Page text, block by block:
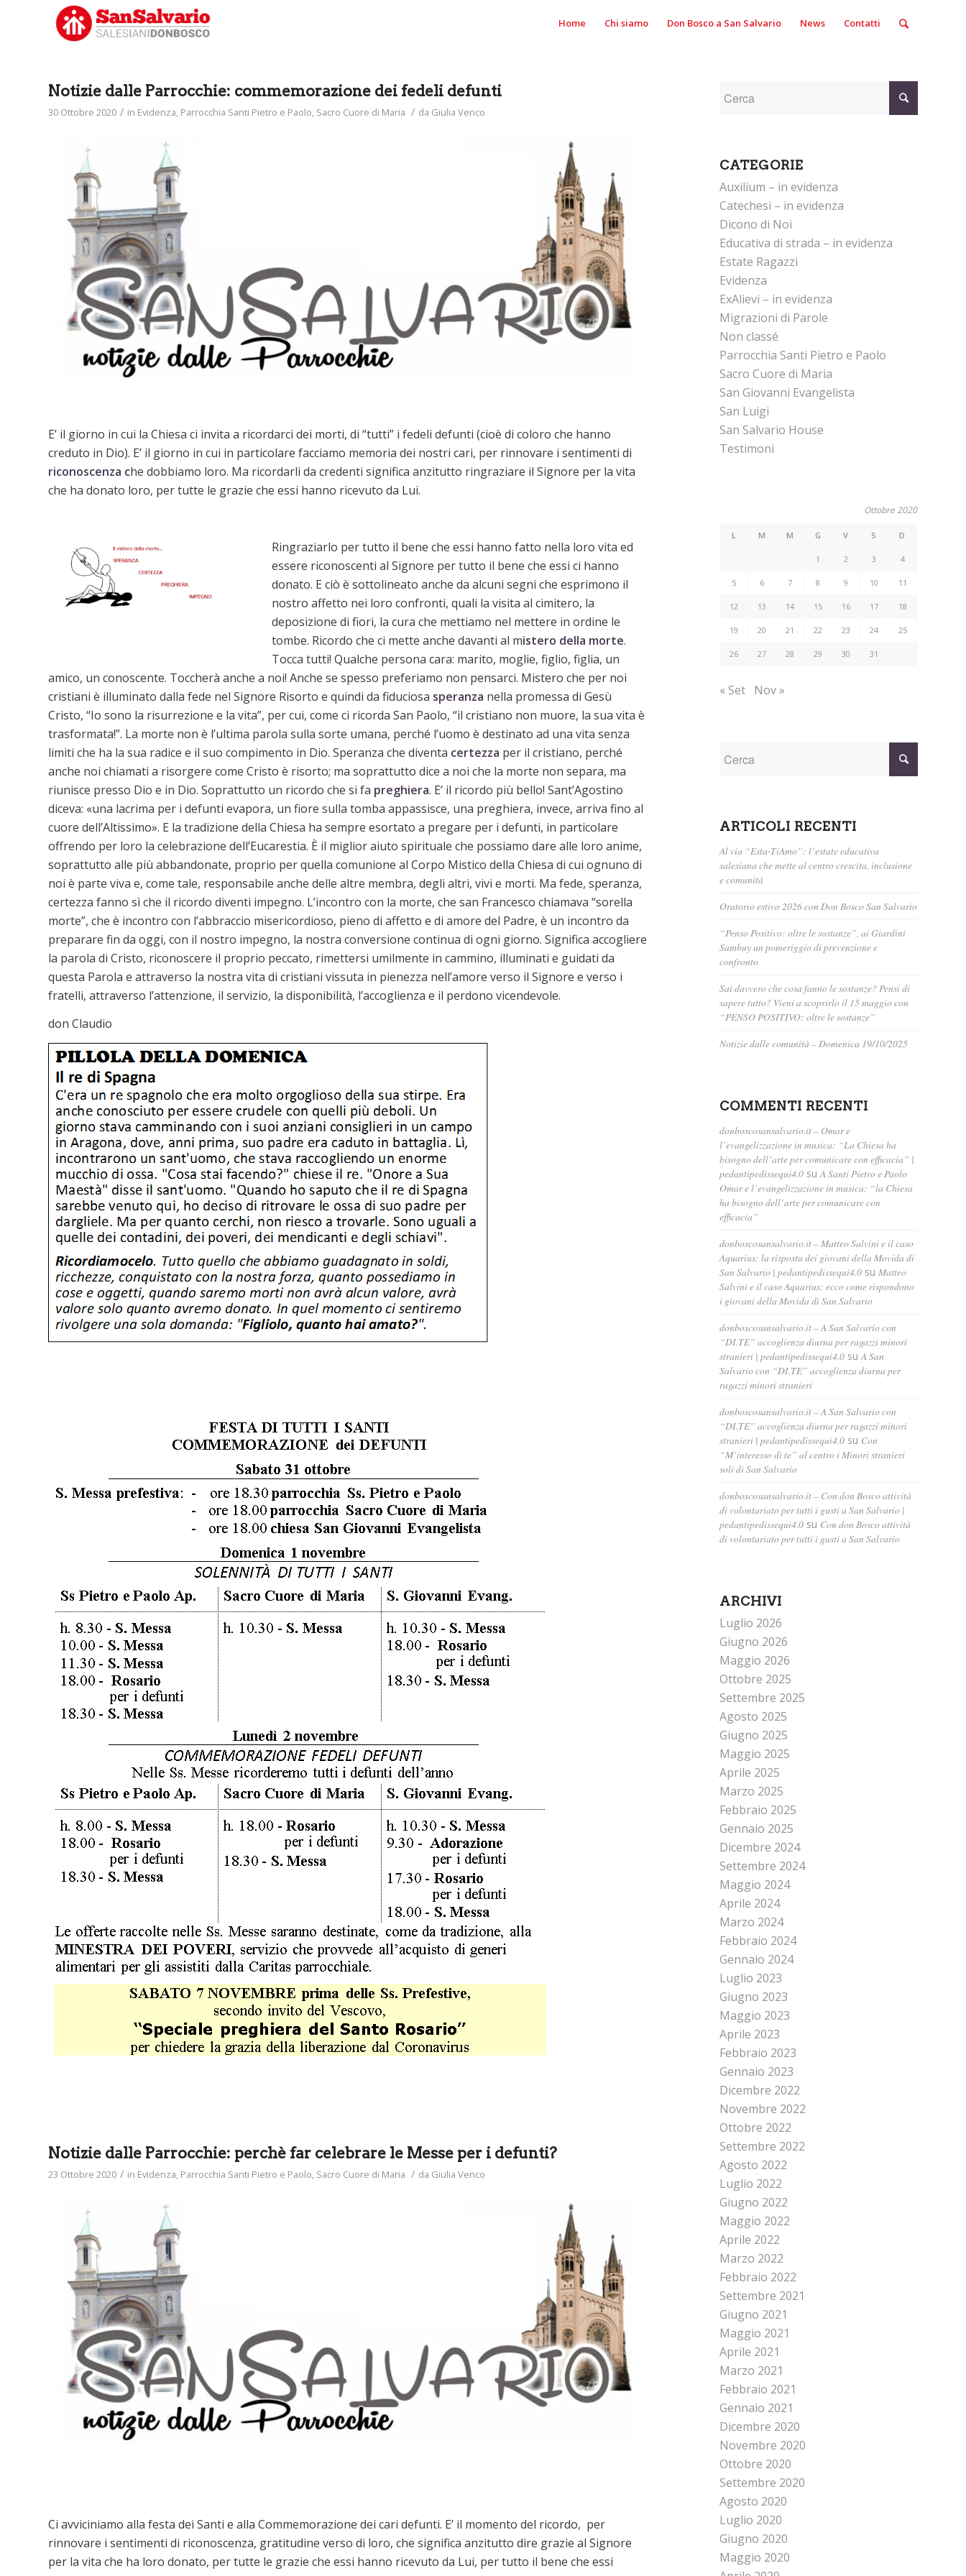
Home Chi siamo Don Bosco a San Salvario News Contatti
Notizie dalle Parrocchie: commemorazione dei fedeli defunti
30 Ottobre 2020 / in Evidenza, Parrocchia Santi Pietro e Paolo, Sacro Cuore di Maria / da Giulia Venco
E’ il giorno in cui la Chiesa ci invita a ricordarci dei morti, di “tutti” i fedeli defunti (cioè di coloro che hanno
creduto in Dio). E’ il giorno in cui in particolare facciamo memoria dei nostri cari, per rinnovare i sentimenti di
riconoscenza che dobbiamo loro. Ma ricordarli da credenti significa anzitutto ringraziare il Signore per la vita
che ha donato loro, per tutte le grazie che essi hanno ricevuto da Lui.
Ringraziarlo per tutto il bene che essi hanno fatto nella loro vita ed
essere riconoscenti al Signore per tutto il bene che essi ci hanno
donato. E ciò è sottolineato anche da alcuni segni che esprimono il
nostro affetto nei loro confronti, quali la visita al cimitero, la
deposizione di fiori, la cura che mettiamo nel mettere in ordine le
tombe. Ricordo che ci mette anche davanti al mistero della morte.
Tocca tutti! Qualche persona cara: marito, moglie, figlio, figlia, un
amico, un conoscente. Toccherà anche a noi! Anche se spesso preferiamo non pensarci. Mistero che per noi
cristiani è illuminato dalla fede nel Signore Risorto e quindi da fiduciosa speranza nella promessa di Gesù
Cristo, “Io sono la risurrezione e la vita”, per cui, come ci ricorda San Paolo, “il cristiano non muore, la sua vita è
trasformata!”. La morte non è l’ultima parola sulla sorte umana, perché l’uomo è destinato ad una vita senza
limiti che ha la sua radice e il suo compimento in Dio. Speranza che diventa certezza per il cristiano, perché
anche noi chiamati a risorgere come Cristo è risorto; ma soprattutto dice a noi che la morte non separa, ma
riunisce presso Dio e in Dio. Soprattutto un ricordo che si fa preghiera. E’ il ricordo più bello! Sant’Agostino
diceva: «una lacrima per i defunti evapora, un fiore sulla tomba appassisce, una preghiera, invece, arriva fino al
cuore dell’Altissimo». E la tradizione della Chiesa ha sempre esortato a pregare per i defunti, in particolare
offrendo per loro la celebrazione dell’Eucarestia. È il miglior aiuto spirituale che possiamo dare alle loro anime,
soprattutto alle più abbandonate, proprio per quella comunione al Corpo Mistico della Chiesa di cui ognuno di
noi è parte viva e, come tale, responsabile anche delle altre membra, degli altri, vivi e morti. Ma fede, speranza,
certezza fanno sì che il ricordo diventi impegno. L’incontro con la morte, che san Francesco chiamava “sorella
morte”, che è incontro con l’abbraccio misericordioso, pieno di affetto e di amore del Padre, è un incontro da
preparare fin da oggi, con il nostro impegno, la nostra conversione continua di ogni giorno. Significa accogliere
la parola di Cristo, riconoscere il proprio peccato, rimettersi umilmente in cammino, illuminati e guidati da
questa Parola e attraverso la nostra vita di cristiani vissuta in pienezza nell’amore verso il Signore e verso i
fratelli, attraverso l’attenzione, il servizio, la disponibilità, l’accoglienza e il perdono vicendevole.
don Claudio
Notizie dalle Parrocchie: perchè far celebrare le Messe per i defunti?
23 Ottobre 2020 / in Evidenza, Parrocchia Santi Pietro e Paolo, Sacro Cuore di Maria / da Giulia Venco
Ci avviciniamo alla festa dei Santi e alla Commemorazione dei cari defunti. E’ il momento del ricordo, per
rinnovare i sentimenti di riconoscenza, gratitudine verso di loro, che significa anzitutto dire grazie al Signore
per la vita che ha loro donato, per tutte le grazie che essi hanno ricevuto da Lui, per tutto il bene che essi
CATEGORIE
Auxilium – in evidenza
Catechesi – in evidenza
Dicono di Noi
Educativa di strada – in evidenza
Estate Ragazzi
Evidenza
ExAlievi – in evidenza
Migrazioni di Parole
Non classé
Parrocchia Santi Pietro e Paolo
Sacro Cuore di Maria
San Giovanni Evangelista
San Luigi
San Salvario House
Testimoni
Ottobre 2020
L M M G V S D
1 2 3 4
5 6 7 8 9 10 11
12 13 14 15 16 17 18
19 20 21 22 23 24 25
26 27 28 29 30 31
« Set Nov »
ARTICOLI RECENTI
Al via “Esta-TiAmo”: l’estate educativa
salesiana che mette al centro crescita, inclusione
e comunità
Oratorio estivo 2026 con Don Bosco San Salvario
“Penso Positivo: oltre le sostanze”, ai Giardini
Sambuy un pomeriggio di prevenzione e
confronto
Sai davvero che cosa fanno le sostanze? Pensi di
sapere tutto? Vieni a scoprirlo il 15 maggio con
“PENSO POSITIVO: oltre le sostanze”
Notizie dalle comunità – Domenica 19/10/2025
COMMENTI RECENTI
donboscosansalvario.it – Omar e
l’evangelizzazione in musica: “La Chiesa ha
bisogno dell’arte per comunicare con efficacia” |
pedantipedissequi4.0 suA Santi Pietro e Paolo
Omar e l’evangelizzazione in musica: “la Chiesa
ha bisogno dell’arte per comunicare con
efficacia”
donboscosansalvario.it – Matteo Salvini e il caso
Aquarius: la risposta dei giovani della Movida di
San Salvario | pedantipedissequi4.0 suMatteo
Salvini e il caso Aquarius: ecco come rispondono
i giovani della Movida di San Salvario
donboscosansalvario.it – A San Salvario con
“DI.TE” accoglienza diurna per ragazzi minori
stranieri | pedantipedissequi4.0 suA San
Salvario con “DI.TE” accoglienza diurna per
ragazzi minori stranieri
donboscosansalvario.it – A San Salvario con
“DI.TE” accoglienza diurna per ragazzi minori
stranieri | pedantipedissequi4.0 su Con
“M’interesso di te” al centro i Minori stranieri
soli di San Salvario
donboscosansalvario.it – Con don Bosco attività
di volontariato per tutti i gusti a San Salvario |
pedantipedissequi4.0 su Con don Bosco attività
di volontariato per tutti i gusti a San Salvario
ARCHIVI
Luglio 2026
Giugno 2026
Maggio 2026
Ottobre 2025
Settembre 2025
Agosto 2025
Giugno 2025
Maggio 2025
Aprile 2025
Marzo 2025
Febbraio 2025
Gennaio 2025
Dicembre 2024
Settembre 2024
Maggio 2024
Aprile 2024
Marzo 2024
Febbraio 2024
Gennaio 2024
Luglio 2023
Giugno 2023
Maggio 2023
Aprile 2023
Febbraio 2023
Gennaio 2023
Dicembre 2022
Novembre 2022
Ottobre 2022
Settembre 2022
Agosto 2022
Luglio 2022
Giugno 2022
Maggio 2022
Aprile 2022
Marzo 2022
Febbraio 2022
Settembre 2021
Giugno 2021
Maggio 2021
Aprile 2021
Marzo 2021
Febbraio 2021
Gennaio 2021
Dicembre 2020
Novembre 2020
Ottobre 2020
Settembre 2020
Agosto 2020
Luglio 2020
Giugno 2020
Maggio 2020